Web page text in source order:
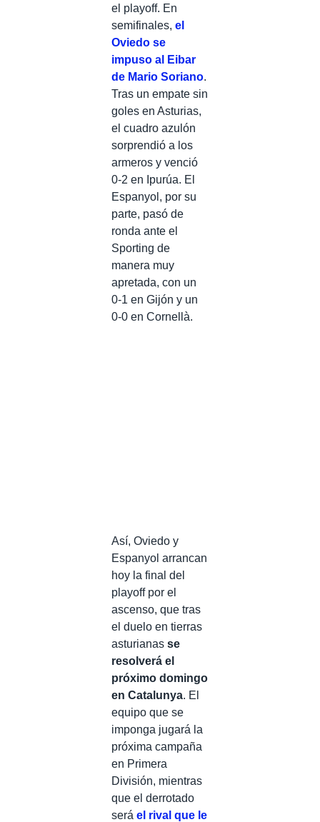
el playoff. En
semifinales, el
Oviedo se
impuso al Eibar
de Mario Soriano.
Tras un empate sin
goles en Asturias,
el cuadro azulón
sorprendió a los
armeros y venció
0-2 en Ipurúa. El
Espanyol, por su
parte, pasó de
ronda ante el
Sporting de
manera muy
apretada, con un
0-1 en Gijón y un
0-0 en Cornellà.
Así, Oviedo y
Espanyol arrancan
hoy la final del
playoff por el
ascenso, que tras
el duelo en tierras
asturianas se
resolverá el
próximo domingo
en Catalunya. El
equipo que se
imponga jugará la
próxima campaña
en Primera
División, mientras
que el derrotado
será el rival que le